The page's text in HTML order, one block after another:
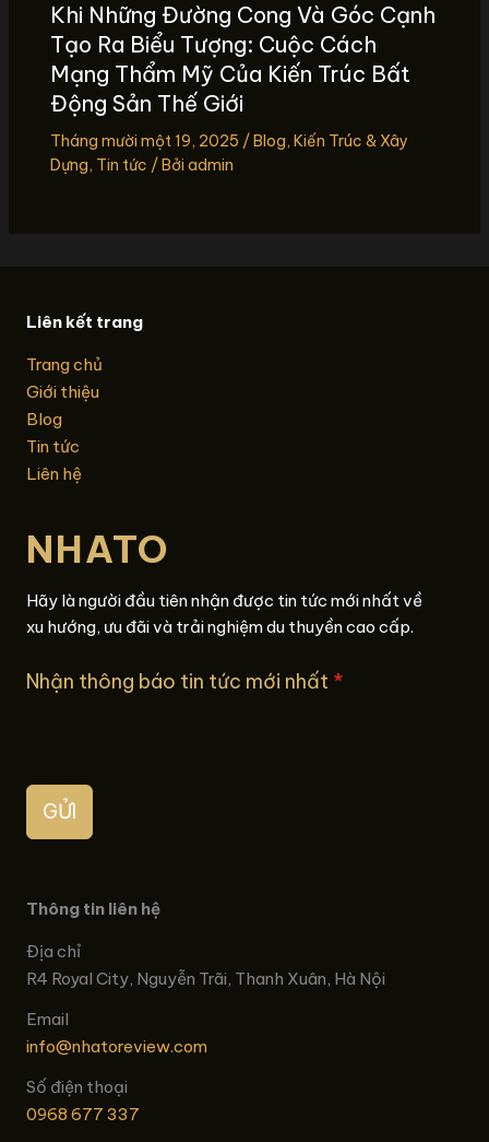
Khi Những Đường Cong Và Góc Cạnh
Tạo Ra Biểu Tượng: Cuộc Cách
Mạng Thẩm Mỹ Của Kiến Trúc Bất
Động Sản Thế Giới
Tháng mười một 19, 2025 /Blog, Kiến Trúc & Xây
Dựng, Tin tức / Bởi admin
Liên kết trang
Trang chủ
Giới thiệu
Blog
Tin tức
Liên hệ
NHATO
Hãy là người đầu tiên nhận được tin tức mới nhất về
xu hướng, ưu đãi và trải nghiệm du thuyền cao cấp.
Nhận thông báo tin tức mới nhất *
GỬI
Thông tin liên hệ
Địa chỉ
R4 Royal City, Nguyễn Trãi, Thanh Xuân, Hà Nội
Email
info@nhatoreview.com
Số điện thoại
0968 677 337